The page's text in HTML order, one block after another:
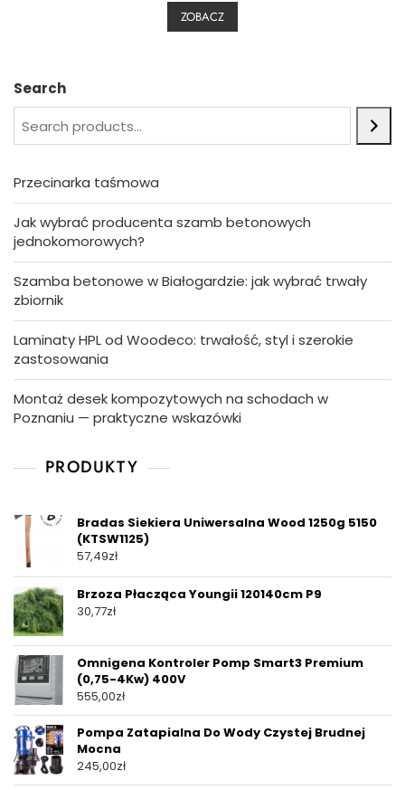
u
ZOBACZ
Search
Przecinarka taśmowa
Jak wybrać producenta szamb betonowych
jednokomorowych?
Szamba betonowe w Białogardzie: jak wybrać trwały
zbiornik
Laminaty HPL od Woodeco: trwałość, styl i szerokie
zastosowania
Montaż desek kompozytowych na schodach w
Poznaniu — praktyczne wskazówki
PRODUKTY
Bradas Siekiera Uniwersalna Wood 1250g 5150
(KTSW1125)
57,49zł
Brzoza Płacząca Youngii 120140cm P9
30,77zł
Omnigena Kontroler Pomp Smart3 Premium
(0,75-4Kw) 400V
555,00zł
Pompa Zatapialna Do Wody Czystej Brudnej
Mocna
245,00zł